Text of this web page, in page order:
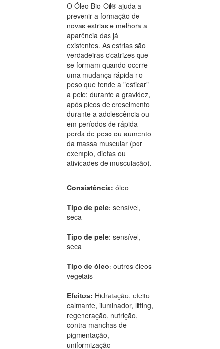
O Óleo Bio-Oil® ajuda a
prevenir a formação de
novas estrias e melhora a
aparência das já
existentes. As estrias são
verdadeiras cicatrizes que
se formam quando ocorre
uma mudança rápida no
peso que tende a "esticar"
a pele; durante a gravidez,
após picos de crescimento
durante a adolescência ou
em períodos de rápida
perda de peso ou aumento
da massa muscular (por
exemplo, dietas ou
atividades de musculação).
Consistência: óleo
Tipo de pele: sensível,
seca
Tipo de pele: sensível,
seca
Tipo de óleo: outros óleos
vegetais
Efeitos: Hidratação, efeito
calmante, iluminador, lifting,
regeneração, nutrição,
contra manchas de
pigmentação,
uniformização